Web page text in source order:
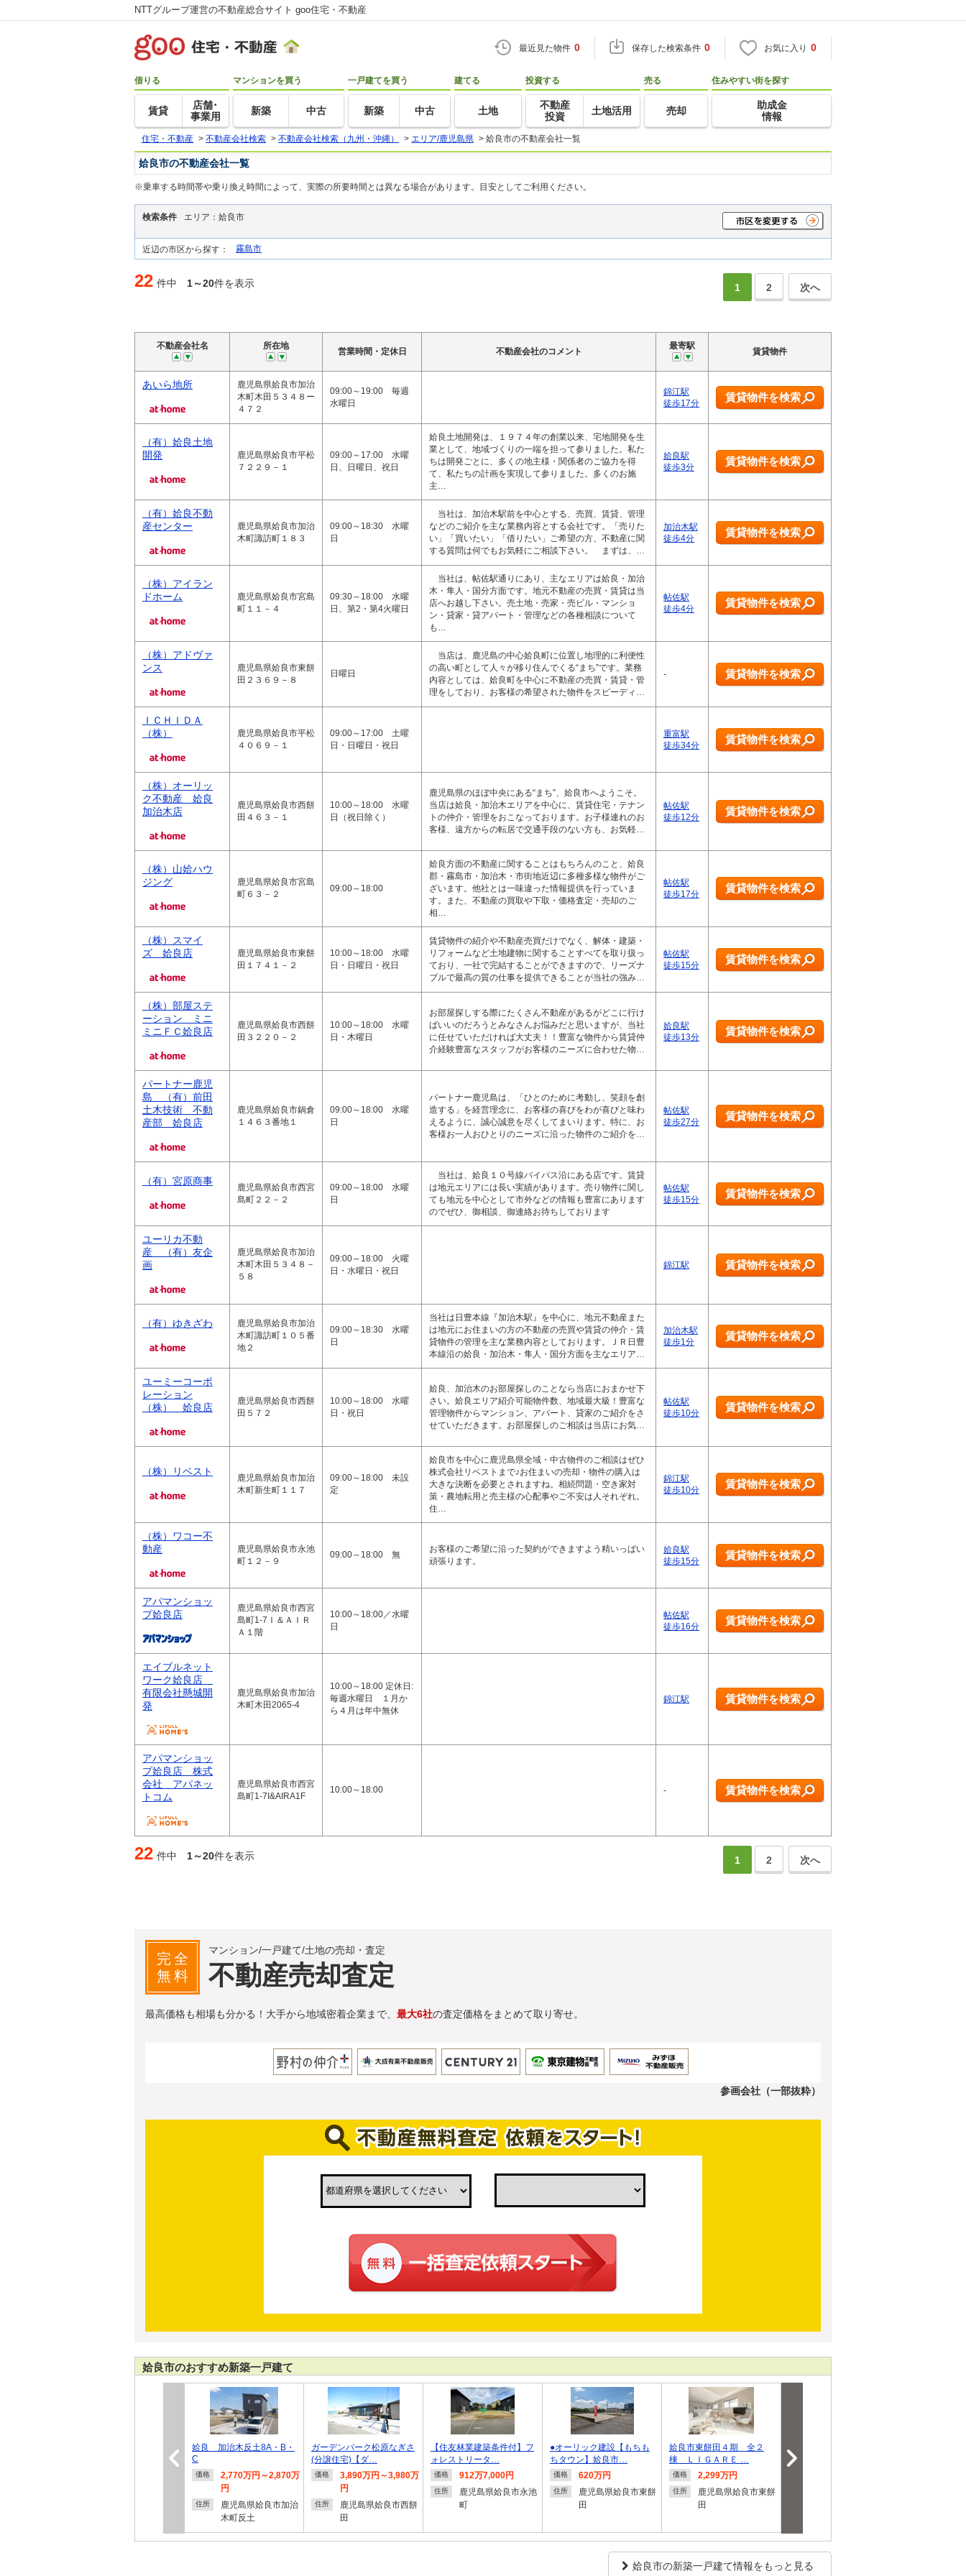
NTTグループ運営の不動産総合サイト goo住宅・不動産
最近見た物件 0 保存した検索条件 0 お気に入り 0
借りる
賃貸
店舗･
事業用
マンションを買う
新築 中古
一戸建てを買う
新築 中古
建てる
土地
投資する
不動産
投資
土地活用
売る
売却
住みやすい街を探す
助成金
情報
住宅・不動産 > 不動産会社検索 > 不動産会社検索（九州・沖縄） > エリア/鹿児島県 > 姶良市の不動産会社一覧
姶良市の不動産会社一覧
※乗車する時間帯や乗り換え時間によって、実際の所要時間とは異なる場合があります。目安としてご利用ください。
検索条件 エリア：姶良市
近辺の市区から探す： 霧島市
22 件中 1～20件を表示 1 2 次へ
不動産会社名 所在地
営業時間・定休日 不動産会社のコメント
最寄駅
賃貸物件
あいら地所
鹿児島県姶良市加治
木町木田５３４８ー
４７２
09:00～19:00 毎週
水曜日
錦江駅
徒歩17分
賃貸物件を検索
（有）姶良土地
開発
鹿児島県姶良市平松
７２２９－１
09:00～17:00 水曜
日、日曜日、祝日
姶良土地開発は、１９７４年の創業以来、宅地開発を生
業として、地域づくりの一端を担って参りました。私た
ちは開発ごとに、多くの地主様・関係者のご協力を得
て、私たちの計画を実現して参りました。多くのお施
主…
姶良駅
徒歩3分
賃貸物件を検索
（有）姶良不動
産センター
鹿児島県姶良市加治
木町諏訪町１８３
09:00～18:30 水曜
日
当社は、加治木駅前を中心とする、売買、賃貸、管理
などのご紹介を主な業務内容とする会社です。「売りた
い」「買いたい」「借りたい」ご希望の方、不動産に関
する質問は何でもお気軽にご相談下さい。 まずは、…
加治木駅
徒歩4分
賃貸物件を検索
（株）アイラン
ドホーム
鹿児島県姶良市宮島
町１１－４
09:30～18:00 水曜
日、第2・第4火曜日
当社は、帖佐駅通りにあり、主なエリアは姶良・加治
木・隼人・国分方面です。地元不動産の売買・賃貸は当
店へお越し下さい。売土地・売家・売ビル・マンショ
ン・貸家・貸アパート・管理などの各種相談について
も…
帖佐駅
徒歩4分
賃貸物件を検索
（株）アドヴァ
ンス
鹿児島県姶良市東餅
田２３６９－８
日曜日
当店は、鹿児島の中心姶良町に位置し地理的に利便性
の高い町として人々が移り住んでくる“まち”です。業務
内容としては、姶良町を中心に不動産の売買・賃貸・管
理をしており、お客様の希望された物件をスピーディ…
- 賃貸物件を検索
ＩＣＨＩＤＡ
（株）
鹿児島県姶良市平松
４０６９－１
09:00～17:00 土曜
日・日曜日・祝日
重富駅
徒歩34分
賃貸物件を検索
（株）オーリッ
ク不動産 姶良
加治木店
鹿児島県姶良市西餅
田４６３－１
10:00～18:00 水曜
日（祝日除く）
鹿児島県のほぼ中央にある“まち”、姶良市へようこそ。
当店は姶良・加治木エリアを中心に、賃貸住宅・テナン
トの仲介・管理をおこなっております。お子様連れのお
客様、遠方からの転居で交通手段のない方も、お気軽…
帖佐駅
徒歩12分
賃貸物件を検索
（株）山姶ハウ
ジング
鹿児島県姶良市宮島
町６３－２
09:00～18:00
姶良方面の不動産に関することはもちろんのこと、姶良
郡・霧島市・加治木・市街地近辺に多種多様な物件がご
ざいます。他社とは一味違った情報提供を行っていま
す。また、不動産の買取や下取・価格査定・売却のご
相…
帖佐駅
徒歩17分
賃貸物件を検索
（株）スマイ
ズ 姶良店
鹿児島県姶良市東餅
田１７４１－２
10:00～18:00 水曜
日・日曜日・祝日
賃貸物件の紹介や不動産売買だけでなく、解体・建築・
リフォームなど土地建物に関することすべてを取り扱っ
ており、一社で完結することができますので、リーズナ
ブルで最高の質の仕事を提供できることが当社の強み…
帖佐駅
徒歩15分
賃貸物件を検索
（株）部屋ステ
ーション ミニ
ミニＦＣ姶良店
鹿児島県姶良市西餅
田３２２０－２
10:00～18:00 水曜
日・木曜日
お部屋探しする際にたくさん不動産があるがどこに行け
ばいいのだろうとみなさんお悩みだと思いますが、当社
に任せていただければ大丈夫！！豊富な物件から賃貸仲
介経験豊富なスタッフがお客様のニーズに合わせた物…
姶良駅
徒歩13分
賃貸物件を検索
パートナー鹿児
島 （有）前田
土木技術 不動
産部 姶良店
鹿児島県姶良市鍋倉
１４６３番地１
09:00～18:00 水曜
日
パートナー鹿児島は、「ひとのために考動し、笑顔を創
造する」を経営理念に、お客様の喜びをわが喜びと味わ
えるように、誠心誠意を尽くしてまいります。特に、お
客様お一人おひとりのニーズに沿った物件のご紹介を…
帖佐駅
徒歩27分
賃貸物件を検索
（有）宮原商事
鹿児島県姶良市西宮
島町２２－２
09:00～18:00 水曜
日
当社は、姶良１０号線バイパス沿にある店です。賃貸
は地元エリアには長い実績があります。売り物件に関し
ても地元を中心として市外などの情報も豊富にあります
のでぜひ、御相談、御連絡お待ちしております
帖佐駅
徒歩15分
賃貸物件を検索
ユーリカ不動
産 （有）友企
画
鹿児島県姶良市加治
木町木田５３４８－
５８
09:00～18:00 火曜
日・水曜日・祝日
錦江駅 賃貸物件を検索
（有）ゆきざわ
鹿児島県姶良市加治
木町諏訪町１０５番
地２
09:00～18:30 水曜
日
当社は日豊本線『加治木駅』を中心に、地元不動産また
は地元にお住まいの方の不動産の売買や賃貸の仲介・賃
貸物件の管理を主な業務内容としております。ＪＲ日豊
本線沿の姶良・加治木・隼人・国分方面を主なエリア…
加治木駅
徒歩1分
賃貸物件を検索
ユーミーコーポ
レーション
（株） 姶良店
鹿児島県姶良市西餅
田５７２
10:00～18:00 水曜
日・祝日
姶良、加治木のお部屋探しのことなら当店におまかせ下
さい。姶良エリア紹介可能物件数、地域最大級！豊富な
管理物件からマンション、アパート、貸家のご紹介をさ
せていただきます。お部屋探しのご相談は当店にお気…
帖佐駅
徒歩10分
賃貸物件を検索
（株）リベスト
鹿児島県姶良市加治
木町新生町１１７
09:00～18:00 未設
定
姶良市を中心に鹿児島県全域・中古物件のご相談はぜひ
株式会社リベストまで♪お住まいの売却・物件の購入は
大きな決断を必要とされますね。相続問題・空き家対
策・農地転用と売主様の心配事やご不安は人それぞれ。
住…
錦江駅
徒歩10分
賃貸物件を検索
（株）ワコー不
動産
鹿児島県姶良市永池
町１２－９
09:00～18:00 無
お客様のご希望に沿った契約ができますよう精いっぱい
頑張ります。
姶良駅
徒歩15分
賃貸物件を検索
アパマンショッ
プ姶良店
鹿児島県姶良市西宮
島町1-7Ｉ＆ＡＩＲ
Ａ１階
10:00～18:00／水曜
日
帖佐駅
徒歩16分
賃貸物件を検索
エイブルネット
ワーク姶良店
有限会社懸城開
発
鹿児島県姶良市加治
木町木田2065-4
10:00～18:00 定休日:
毎週水曜日 １月か
ら４月は年中無休
錦江駅 賃貸物件を検索
アパマンショッ
プ姶良店 株式
会社 アパネッ
トコム
鹿児島県姶良市西宮
島町1-7I&AIRA1F
10:00～18:00 - 賃貸物件を検索
22 件中 1～20件を表示 1 2 次へ
完全
無料
マンション/一戸建て/土地の売却・査定
不動産売却査定
最高価格も相場も分かる！大手から地域密着企業まで、 最大6社の査定価格をまとめて取り寄せ。
参画会社（一部抜粋）
姶良市のおすすめ新築一戸建て
姶良 加治木反土8A・B・
C
価格
2,770万円～2,870万
円
住所
鹿児島県姶良市加治
木町反土
ガーデンパーク松原なぎさ
(分譲住宅)【ダ…
価格
3,890万円～3,980万
円
住所
鹿児島県姶良市西餅
田
【住友林業建築条件付】フ
ォレストリータ…
価格 912万7,000円
住所
鹿児島県姶良市永池
町
●オーリック建設【もちも
ちタウン】姶良市…
価格 620万円
住所
鹿児島県姶良市東餅
田
姶良市東餅田４期 全２
棟 ＬＩＧＡＲＥ …
価格 2,299万円
住所
鹿児島県姶良市東餅
田
町錦江町 全4区…
姶良市の新築一戸建て情報をもっと見る